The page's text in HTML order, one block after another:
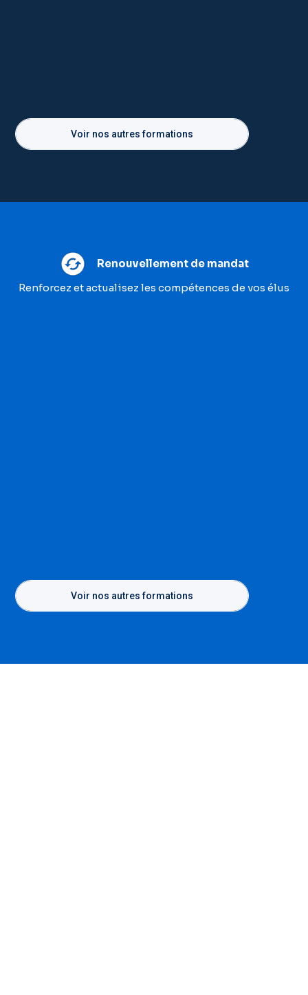
Voir nos autres formations
Renouvellement de mandat
Renforcez et actualisez les compétences de vos élus
Voir nos autres formations